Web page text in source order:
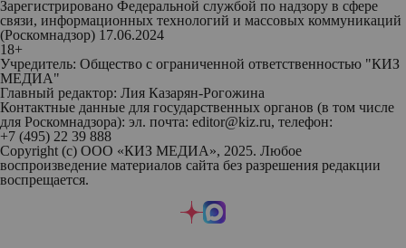
Зарегистрировано Федеральной службой по надзору в сфере
связи, информационных технологий и массовых коммуникаций
(Роскомнадзор) 17.06.2024
18+
Учредитель: Общество с ограниченной ответственностью "КИЗ
МЕДИА"
Главный редактор: Лия Казарян-Рогожина
Контактные данные для государственных органов (в том числе
для Роскомнадзора): эл. почта: editor@kiz.ru, телефон:
+7 (495) 22 39 888
Copyright (с) ООО «КИЗ МЕДИА», 2025. Любое
воспроизведение материалов сайта без разрешения редакции
воспрещается.